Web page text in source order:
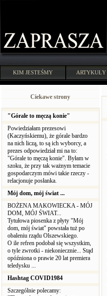
KIM JESTEŚMY ARTYKUŁY
Ciekawe strony
"Górale to męczą konie"
Powiedziałam prezesowi
(Kaczyńskiemu), że górale bardzo
na nich liczą, to są ich wyborcy, a
prezes odpowiedział mi na to:
"Górale to męczą konie". Byłam w
szoku, że przy tak ważnym temacie
gospodarczym mówi takie rzeczy -
relacjonuje posłanka.
Mój dom, mój świat ...
BOŻENA MAKOWIECKA - MÓJ
DOM, MÓJ ŚWIAT...
Tytułowa piosenka z płyty "Mój
dom, mój świat" powstała tuż po
obaleniu rządu Olszewskiego.
O ile refren podobał się wszystkim,
o tyle zwrotki - niekoniecznie... Stąd
opóźniona o prawie 20 lat premiera
teledysku ...
Hashtag COVID1984
Szczególnie polecamy: